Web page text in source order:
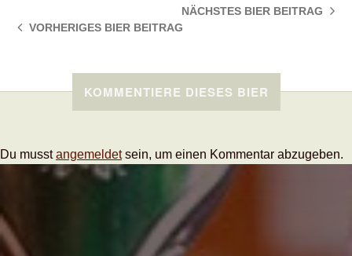
NÄCHSTES BIERBEITRAG
VORHERIGES BIER BEITRAG
KOMMENTIERE DIESES BIER
Du musstangemeldetsein, um einen Kommentar abzugeben.